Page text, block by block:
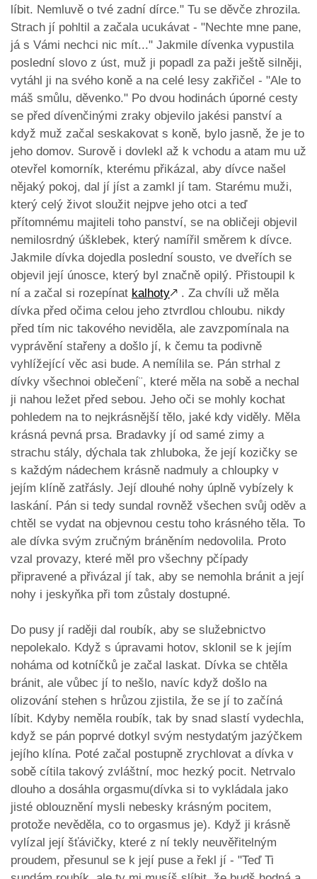
líbit. Nemluvě o tvé zadní dírce." Tu se děvče zhrozila.
Strach jí pohltil a začala ucukávat - "Nechte mne pane,
já s Vámi nechci nic mít..." Jakmile dívenka vypustila
poslední slovo z úst, muž ji popadl za paži ještě silněji,
vytáhl ji na svého koně a na celé lesy zakřičel - "Ale to
máš smůlu, děvenko." Po dvou hodinách úporné cesty
se před dívenčinými zraky objevilo jakési panství a
když muž začal seskakovat s koně, bylo jasně, že je to
jeho domov. Surově i dovlekl až k vchodu a atam mu už
otevřel komorník, kterému přikázal, aby dívce našel
nějaký pokoj, dal jí jíst a zamkl jí tam. Starému muži,
který celý život sloužit nejpve jeho otci a teď
přítomnému majiteli toho panství, se na obličeji objevil
nemilosrdný úšklebek, který namířil směrem k dívce.
Jakmile dívka dojedla poslední sousto, ve dveřích se
objevil její únosce, který byl značně opilý. Přistoupil k
ní a začal si rozepínat kalhoty🡕 . Za chvíli už měla
dívka před očima celou jeho ztvrdlou chloubu. nikdy
před tím nic takového neviděla, ale zavzpomínala na
vyprávění stařeny a došlo jí, k čemu ta podivně
vyhlížející věc asi bude. A nemílila se. Pán strhal z
dívky všechnoi oblečení¨, které měla na sobě a nechal
ji nahou ležet před sebou. Jeho oči se mohly kochat
pohledem na to nejkrásnější tělo, jaké kdy viděly. Měla
krásná pevná prsa. Bradavky jí od samé zimy a
strachu stály, dýchala tak zhluboka, že její kozičky se
s každým nádechem krásně nadmuly a chloupky v
jejím klíně zatřásly. Její dlouhé nohy úplně vybízely k
laskání. Pán si tedy sundal rovněž všechen svůj oděv a
chtěl se vydat na objevnou cestu toho krásného těla. To
ale dívka svým zručným bráněním nedovolila. Proto
vzal provazy, které měl pro všechny pčípady
připravené a přivázal jí tak, aby se nemohla bránit a její
nohy i jeskyňka při tom zůstaly dostupné.
Do pusy jí raději dal roubík, aby se služebnictvo
nepolekalo. Když s úpravami hotov, sklonil se k jejím
noháma od kotníčků je začal laskat. Dívka se chtěla
bránit, ale vůbec jí to nešlo, navíc když došlo na
olizování stehen s hrůzou zjistila, že se jí to začíná
líbit. Kdyby neměla roubík, tak by snad slastí vydechla,
když se pán poprvé dotkyl svým nestydatým jazýčkem
jejího klína. Poté začal postupně zrychlovat a dívka v
sobě cítila takový zvláštní, moc hezký pocit. Netrvalo
dlouho a dosáhla orgasmu(dívka si to vykládala jako
jisté oblouznění mysli nebesky krásným pocitem,
protože nevěděla, co to orgasmus je). Když ji krásně
vylízal její šťávičky, které z ní tekly neuvěřitelným
proudem, přesunul se k její puse a řekl jí - "Teď Ti